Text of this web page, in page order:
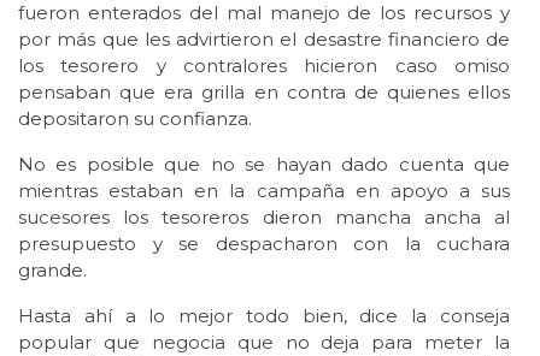
fueron enterados del mal manejo de los recursos y
por más que les advirtieron el desastre financiero de
los tesorero y contralores hicieron caso omiso
pensaban que era grilla en contra de quienes ellos
depositaron su confianza.
No es posible que no se hayan dado cuenta que
mientras estaban en la campaña en apoyo a sus
sucesores los tesoreros dieron mancha ancha al
presupuesto y se despacharon con la cuchara
grande.
Hasta ahí a lo mejor todo bien, dice la conseja
popular que negocia que no deja para meter la